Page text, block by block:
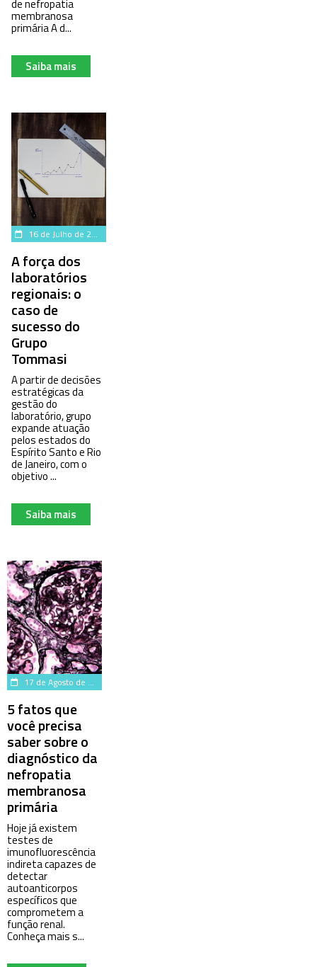
de nefropatia
membranosa
primária A d...
Saiba mais
16 de Julho de 2024
A força dos
laboratórios
regionais: o
caso de
sucesso do
Grupo
Tommasi
A partir de decisões
estratégicas da
gestão do
laboratório, grupo
expande atuação
pelos estados do
Espírito Santo e Rio
de Janeiro, com o
objetivo ...
Saiba mais
17 de Agosto de 2023
5 fatos que
você precisa
saber sobre o
diagnóstico da
nefropatia
membranosa
primária
Hoje já existem
testes de
imunofluorescência
indireta capazes de
detectar
autoanticorpos
específicos que
comprometem a
função renal.
Conheça mais s...